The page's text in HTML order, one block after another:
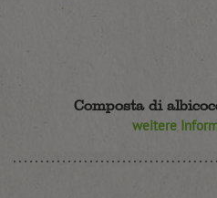
Composta di
weitere